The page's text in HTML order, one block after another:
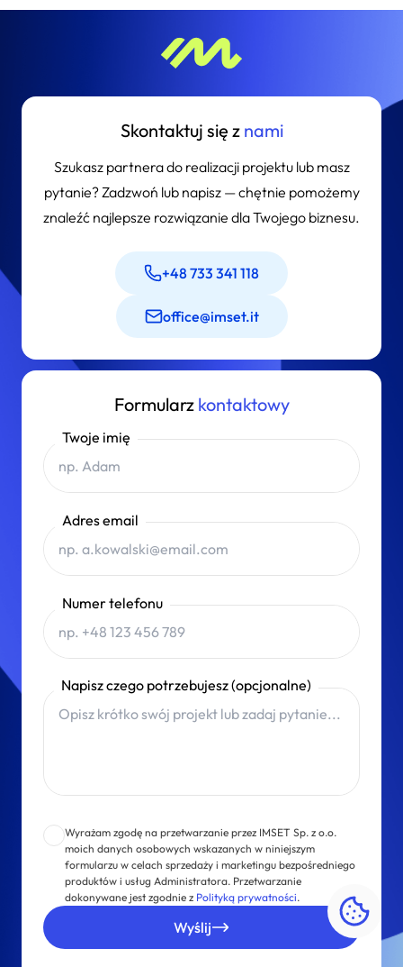
webowe. Platforma wyróżnia się możliwością łatwego
dostosowania do potrzeb użytkownika, obsługą wielojęzycznych
odpowiednią dla firm wymagających bardziej rozbudowanych
rozwiązań niż te oferowane przez standardowy WordPress. W
artykule przyglądamy się kluczowym funkcjom systemu i
podpowiadamy, w jakich projektach sprawdza się najlepiej i
jakie korzyści przynosi jego wdrożenie.
Skontaktuj się z nami
Szukasz partnera do realizacji projektu lub masz
pytanie? Zadzwoń lub napisz — chętnie pomożemy
znaleźć najlepsze rozwiązanie dla Twojego biznesu.
+48 733 341 118
office@imset.it
Formularz kontaktowy
Twoje imię
Adres email
Numer telefonu
Napisz czego potrzebujesz (opcjonalne)
Wyrażam zgodę na przetwarzanie przez IMSET Sp. z o.o.
moich danych osobowych wskazanych w niniejszym
formularzu w celach sprzedaży i marketingu bezpośredniego
produktów i usług Administratora. Przetwarzanie
dokonywane jest zgodnie z Polityką prywatności.
Wyślij